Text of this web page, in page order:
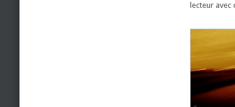
lecteur